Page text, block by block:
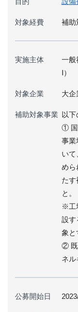
対象経費 補助
実施主体
一般
I）
対象企業 大企
補助対象事業 以
① 国
事業
いて
めら
たす
と。
※工
設す
象と
② 既
ネル
公募開始日